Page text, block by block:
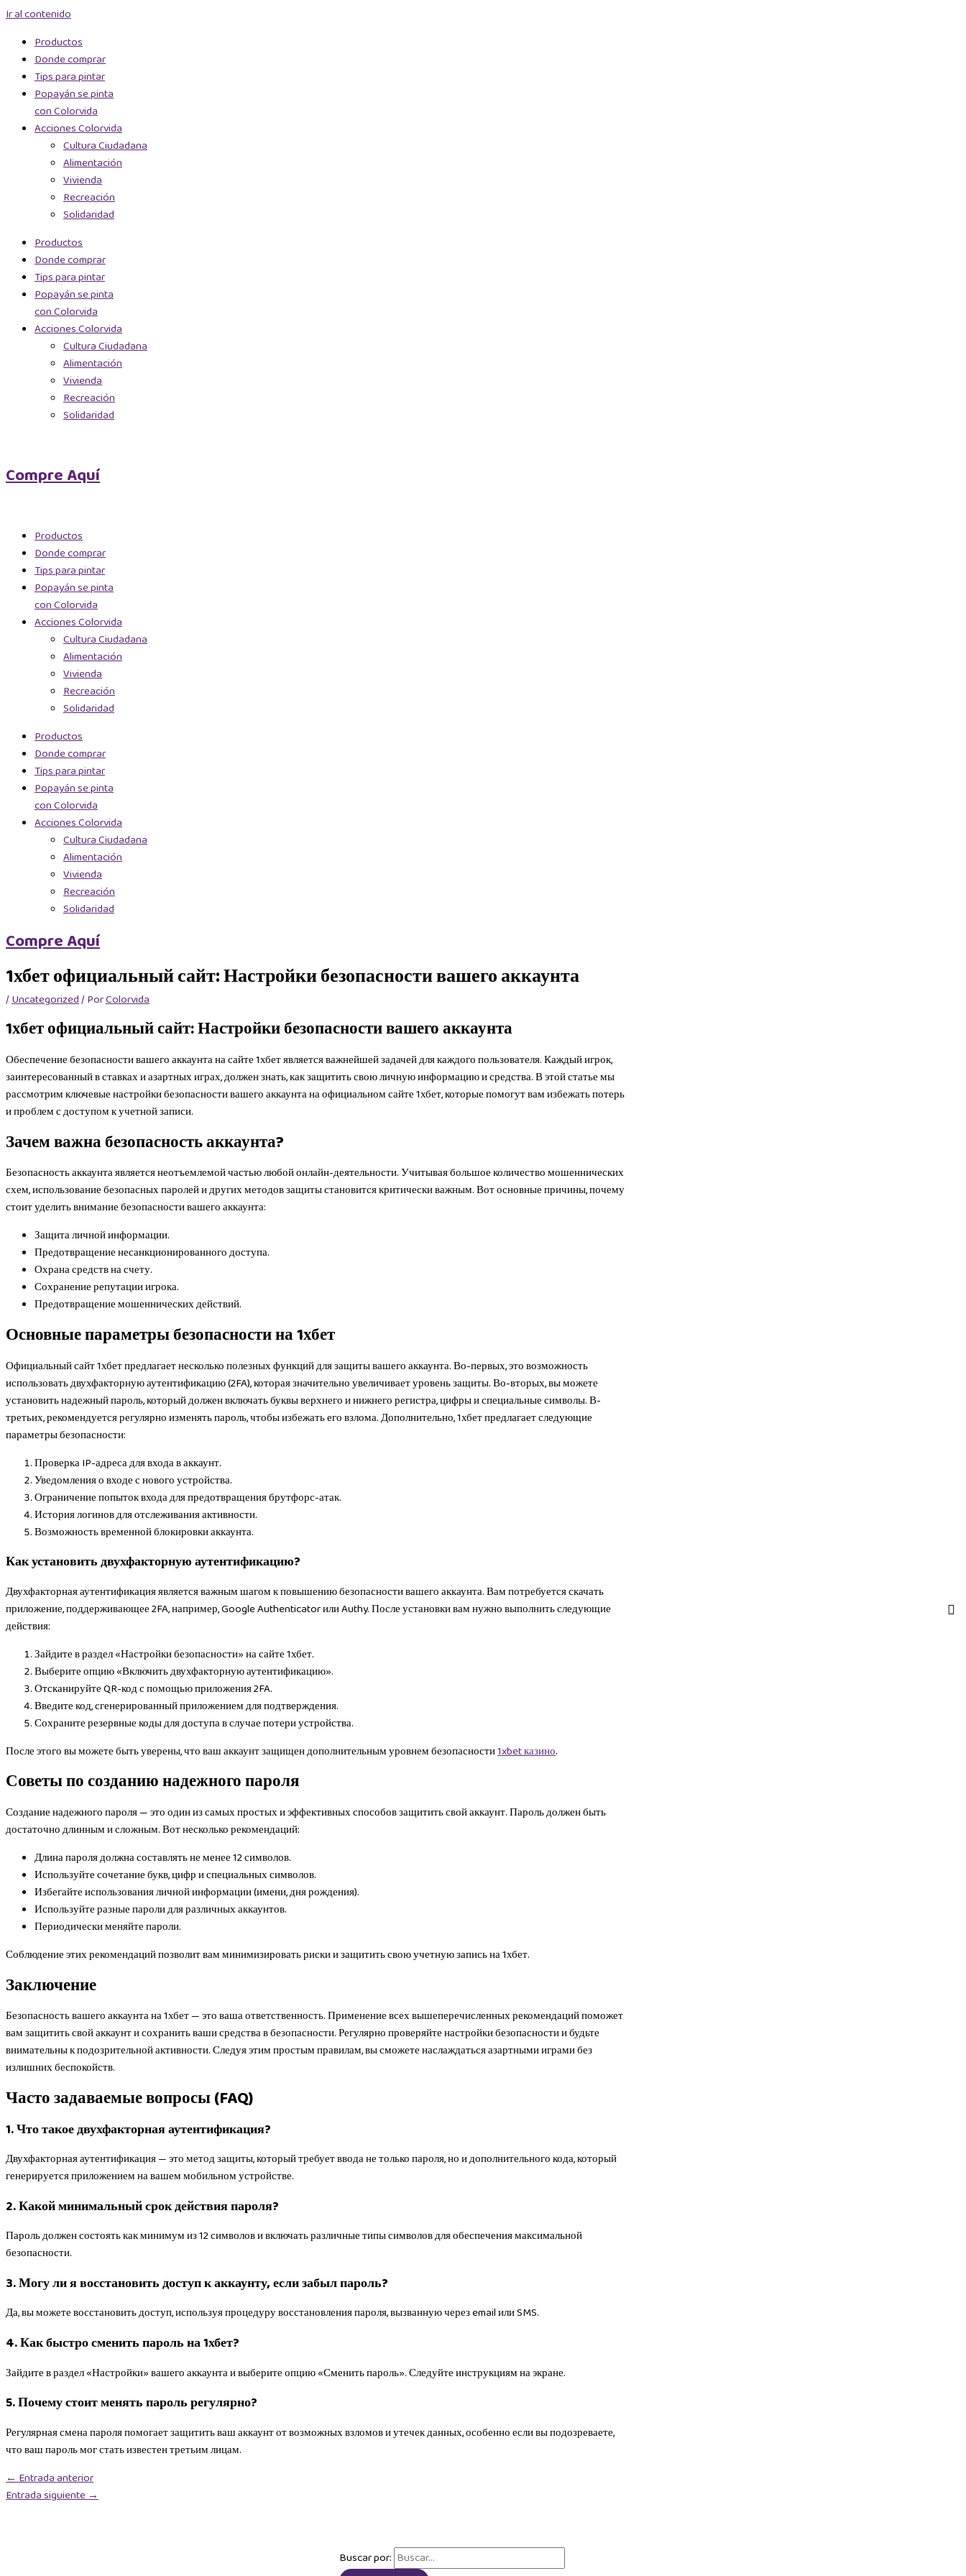
Ir al contenido
Productos
Donde comprar
Tips para pintar
Popayán se pinta
con Colorvida
Acciones Colorvida
Cultura Ciudadana
Alimentación
Vivienda
Recreación
Solidaridad
Productos
Donde comprar
Tips para pintar
Popayán se pinta
con Colorvida
Acciones Colorvida
Cultura Ciudadana
Alimentación
Vivienda
Recreación
Solidaridad
Compre Aquí
Productos
Donde comprar
Tips para pintar
Popayán se pinta
con Colorvida
Acciones Colorvida
Cultura Ciudadana
Alimentación
Vivienda
Recreación
Solidaridad
Productos
Donde comprar
Tips para pintar
Popayán se pinta
con Colorvida
Acciones Colorvida
Cultura Ciudadana
Alimentación
Vivienda
Recreación
Solidaridad
Compre Aquí
1хбет официальный сайт: Настройки безопасности вашего аккаунта
/Uncategorized/ PorColorvida
1хбет официальный сайт: Настройки безопасности вашего аккаунта
Обеспечение безопасности вашего аккаунта на сайте 1хбет является важнейшей задачей для каждого пользователя. Каждый игрок,
заинтересованный в ставках и азартных играх, должен знать, как защитить свою личную информацию и средства. В этой статье мы
рассмотрим ключевые настройки безопасности вашего аккаунта на официальном сайте 1хбет, которые помогут вам избежать потерь
и проблем с доступом к учетной записи.
Зачем важна безопасность аккаунта?
Безопасность аккаунта является неотъемлемой частью любой онлайн-деятельности. Учитывая большое количество мошеннических
схем, использование безопасных паролей и других методов защиты становится критически важным. Вот основные причины, почему
стоит уделить внимание безопасности вашего аккаунта:
Защита личной информации.
Предотвращение несанкционированного доступа.
Охрана средств на счету.
Сохранение репутации игрока.
Предотвращение мошеннических действий.
Основные параметры безопасности на 1хбет
Официальный сайт 1хбет предлагает несколько полезных функций для защиты вашего аккаунта. Во-первых, это возможность
использовать двухфакторную аутентификацию (2FA), которая значительно увеличивает уровень защиты. Во-вторых, вы можете
установить надежный пароль, который должен включать буквы верхнего и нижнего регистра, цифры и специальные символы. В-
третьих, рекомендуется регулярно изменять пароль, чтобы избежать его взлома. Дополнительно, 1хбет предлагает следующие
параметры безопасности:
Проверка IP-адреса для входа в аккаунт.
Уведомления о входе с нового устройства.
Ограничение попыток входа для предотвращения брутфорс-атак.
История логинов для отслеживания активности.
Возможность временной блокировки аккаунта.
Как установить двухфакторную аутентификацию?
Двухфакторная аутентификация является важным шагом к повышению безопасности вашего аккаунта. Вам потребуется скачать
приложение, поддерживающее 2FA, например, Google Authenticator или Authy. После установки вам нужно выполнить следующие
действия:
Зайдите в раздел «Настройки безопасности» на сайте 1хбет.
Выберите опцию «Включить двухфакторную аутентификацию».
Отсканируйте QR-код с помощью приложения 2FA.
Введите код, сгенерированный приложением для подтверждения.
Сохраните резервные коды для доступа в случае потери устройства.
После этого вы можете быть уверены, что ваш аккаунт защищен дополнительным уровнем безопасности1xbet казино.
Советы по созданию надежного пароля
Создание надежного пароля — это один из самых простых и эффективных способов защитить свой аккаунт. Пароль должен быть
достаточно длинным и сложным. Вот несколько рекомендаций:
Длина пароля должна составлять не менее 12 символов.
Используйте сочетание букв, цифр и специальных символов.
Избегайте использования личной информации (имени, дня рождения).
Используйте разные пароли для различных аккаунтов.
Периодически меняйте пароли.
Соблюдение этих рекомендаций позволит вам минимизировать риски и защитить свою учетную запись на 1хбет.
Заключение
Безопасность вашего аккаунта на 1хбет — это ваша ответственность. Применение всех вышеперечисленных рекомендаций поможет
вам защитить свой аккаунт и сохранить ваши средства в безопасности. Регулярно проверяйте настройки безопасности и будьте
внимательны к подозрительной активности. Следуя этим простым правилам, вы сможете наслаждаться азартными играми без
излишних беспокойств.
Часто задаваемые вопросы (FAQ)
1. Что такое двухфакторная аутентификация?
Двухфакторная аутентификация — это метод защиты, который требует ввода не только пароля, но и дополнительного кода, который
генерируется приложением на вашем мобильном устройстве.
2. Какой минимальный срок действия пароля?
Пароль должен состоять как минимум из 12 символов и включать различные типы символов для обеспечения максимальной
безопасности.
3. Могу ли я восстановить доступ к аккаунту, если забыл пароль?
Да, вы можете восстановить доступ, используя процедуру восстановления пароля, вызванную через email или SMS.
4. Как быстро сменить пароль на 1хбет?
Зайдите в раздел «Настройки» вашего аккаунта и выберите опцию «Сменить пароль». Следуйте инструкциям на экране.
5. Почему стоит менять пароль регулярно?
Регулярная смена пароля помогает защитить ваш аккаунт от возможных взломов и утечек данных, особенно если вы подозреваете,
что ваш пароль мог стать известен третьим лицам.
←Entrada anterior
Entrada siguiente→
Buscar por: